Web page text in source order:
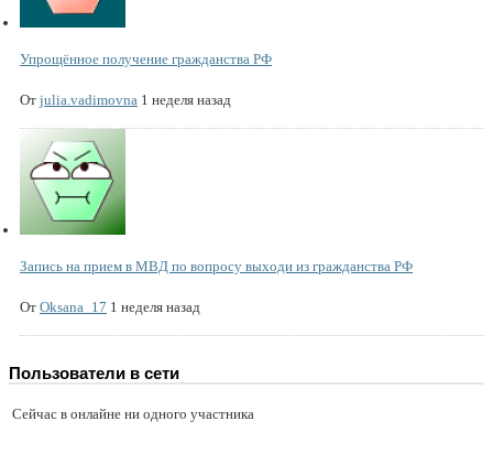
Упрощённое получение гражданства РФ
От julia.vadimovna 1 неделя назад
Запись на прием в МВД по вопросу выходи из гражданства РФ
От Oksana_17 1 неделя назад
Пользователи в сети
Сейчас в онлайне ни одного участника